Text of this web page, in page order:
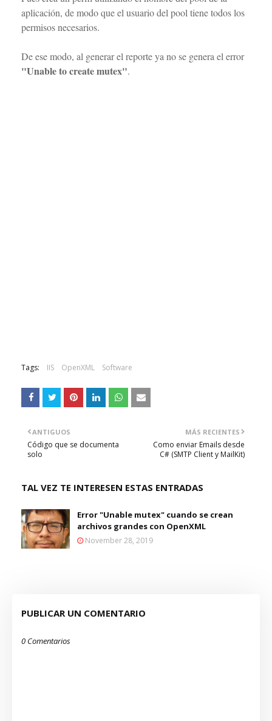
aplicación, de modo que el usuario del pool tiene todos los
permisos necesarios.
De ese modo, al generar el reporte ya no se genera el error
"Unable to create mutex".
Tags: IIS OpenXML Software
MÁS RECIENTES
Como enviar Emails desde
C# (SMTP Client y MailKit)
ANTIGUOS
Código que se documenta
solo
TAL VEZ TE INTERESEN ESTAS ENTRADAS
Error "Unable mutex" cuando se crean
archivos grandes con OpenXML
November 28, 2019
PUBLICAR UN COMENTARIO
0 Comentarios